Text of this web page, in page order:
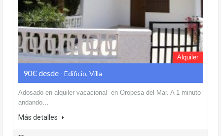
Alquiler
90€ desde - Edificio, Villa
Adosado en alquiler vacacional en Oropesa del Mar. A 1 minuto
andando…
Más detalles